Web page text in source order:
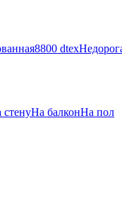
8800 dtex
стенуНа балконНа пол